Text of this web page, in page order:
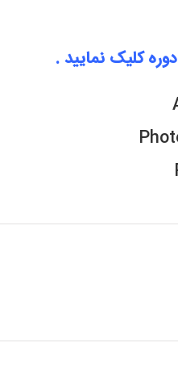
کلیک نمایید .